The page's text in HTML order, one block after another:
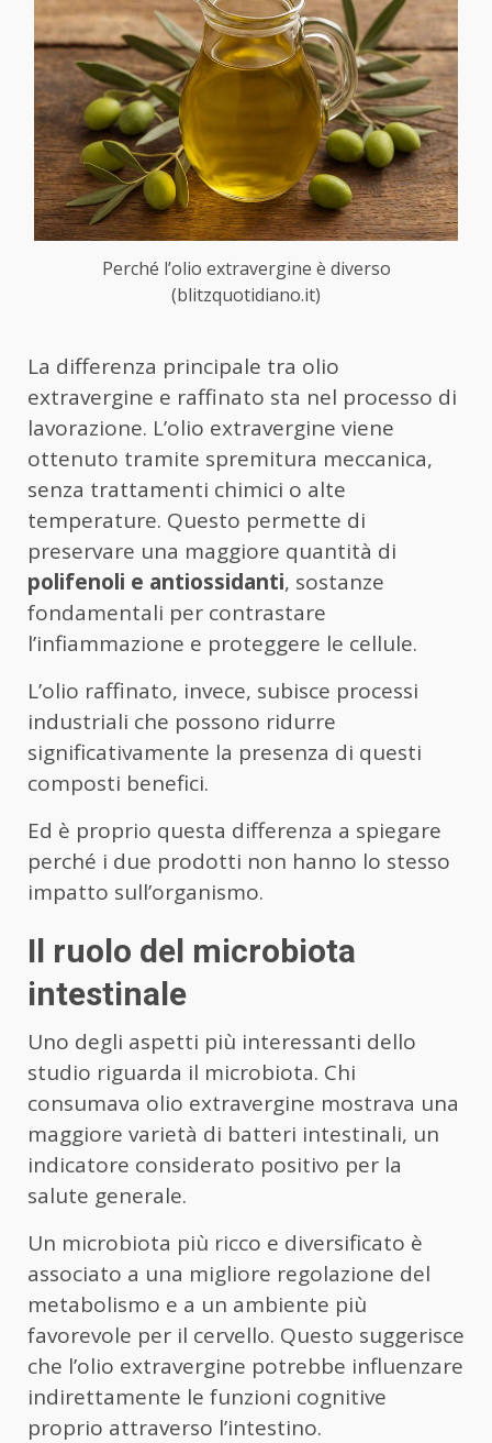
Perché l’olio extravergine è diverso
(blitzquotidiano.it)
La differenza principale tra olio
extravergine e raffinato sta nel processo di
lavorazione. L’olio extravergine viene
ottenuto tramite spremitura meccanica,
senza trattamenti chimici o alte
temperature. Questo permette di
preservare una maggiore quantità di
polifenoli e antiossidanti, sostanze
fondamentali per contrastare
l’infiammazione e proteggere le cellule.
L’olio raffinato, invece, subisce processi
industriali che possono ridurre
significativamente la presenza di questi
composti benefici.
Ed è proprio questa differenza a spiegare
perché i due prodotti non hanno lo stesso
impatto sull’organismo.
Il ruolo del microbiota
intestinale
Uno degli aspetti più interessanti dello
studio riguarda il microbiota. Chi
consumava olio extravergine mostrava una
maggiore varietà di batteri intestinali, un
indicatore considerato positivo per la
salute generale.
Un microbiota più ricco e diversificato è
associato a una migliore regolazione del
metabolismo e a un ambiente più
favorevole per il cervello. Questo suggerisce
che l’olio extravergine potrebbe influenzare
indirettamente le funzioni cognitive
proprio attraverso l’intestino.